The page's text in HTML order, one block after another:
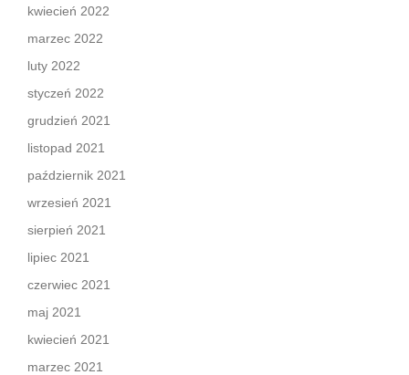
kwiecień 2022
marzec 2022
luty 2022
styczeń 2022
grudzień 2021
listopad 2021
październik 2021
wrzesień 2021
sierpień 2021
lipiec 2021
czerwiec 2021
maj 2021
kwiecień 2021
marzec 2021